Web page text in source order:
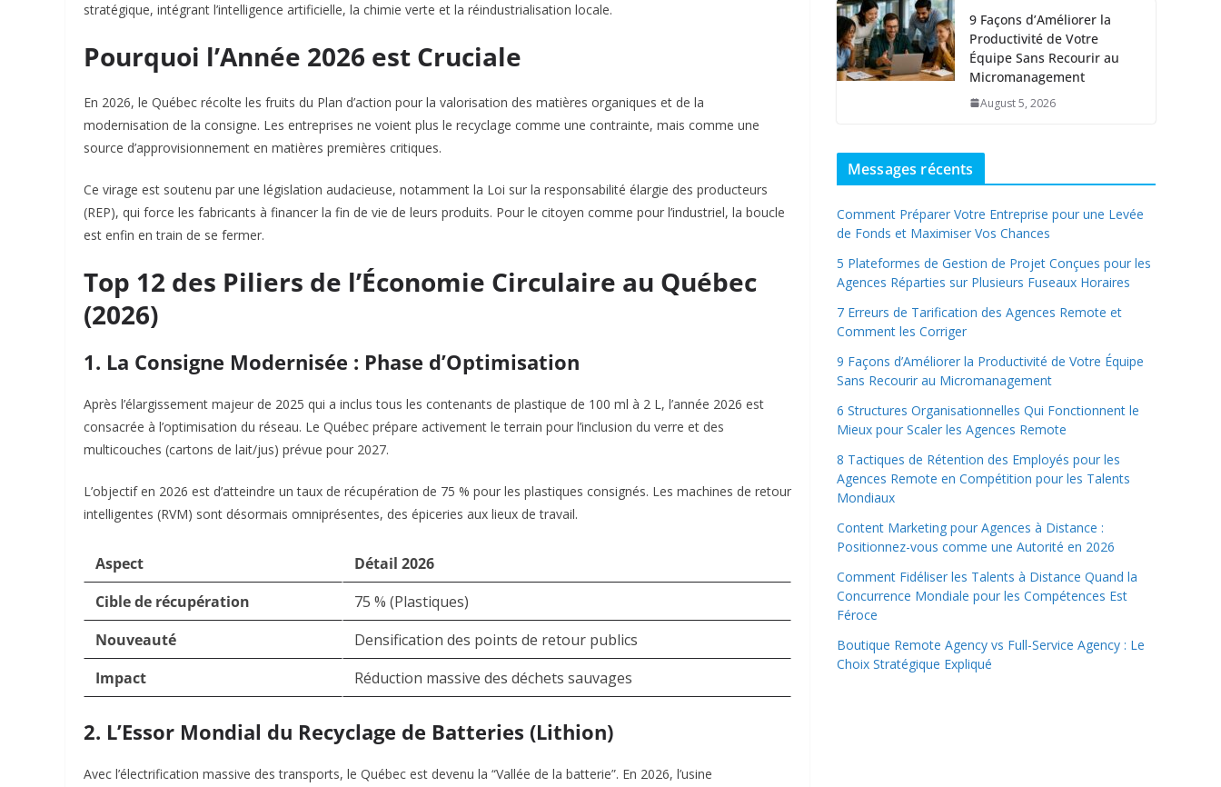
stratégique, intégrant l’intelligence artificielle, la chimie verte et la réindustrialisation locale.
Pourquoi l’Année 2026 est Cruciale
En 2026, le Québec récolte les fruits du Plan d’action pour la valorisation des matières organiques et de la
modernisation de la consigne. Les entreprises ne voient plus le recyclage comme une contrainte, mais comme une
source d’approvisionnement en matières premières critiques.
Ce virage est soutenu par une législation audacieuse, notamment la Loi sur la responsabilité élargie des producteurs
(REP), qui force les fabricants à financer la fin de vie de leurs produits. Pour le citoyen comme pour l’industriel, la boucle
est enfin en train de se fermer.
Top 12 des Piliers de l’Économie Circulaire au Québec
(2026)
1. La Consigne Modernisée : Phase d’Optimisation
Après l’élargissement majeur de 2025 qui a inclus tous les contenants de plastique de 100 ml à 2 L, l’année 2026 est
consacrée à l’optimisation du réseau. Le Québec prépare activement le terrain pour l’inclusion du verre et des
multicouches (cartons de lait/jus) prévue pour 2027.
L’objectif en 2026 est d’atteindre un taux de récupération de 75 % pour les plastiques consignés. Les machines de retour
intelligentes (RVM) sont désormais omniprésentes, des épiceries aux lieux de travail.
Aspect
Détail 2026
Cible de récupération
75 % (Plastiques)
Nouveauté
Densification des points de retour publics
Impact
Réduction massive des déchets sauvages
2. L’Essor Mondial du Recyclage de Batteries (Lithion)
Avec l’électrification massive des transports, le Québec est devenu la “Vallée de la batterie”. En 2026, l’usine
9 Façons d’Améliorer la
Productivité de Votre
Équipe Sans Recourir au
Micromanagement
August 5, 2026
Messages récents
Comment Préparer Votre Entreprise pour une Levée
de Fonds et Maximiser Vos Chances
5 Plateformes de Gestion de Projet Conçues pour les
Agences Réparties sur Plusieurs Fuseaux Horaires
7 Erreurs de Tarification des Agences Remote et
Comment les Corriger
9 Façons d’Améliorer la Productivité de Votre Équipe
Sans Recourir au Micromanagement
6 Structures Organisationnelles Qui Fonctionnent le
Mieux pour Scaler les Agences Remote
8 Tactiques de Rétention des Employés pour les
Agences Remote en Compétition pour les Talents
Mondiaux
Content Marketing pour Agences à Distance :
Positionnez-vous comme une Autorité en 2026
Comment Fidéliser les Talents à Distance Quand la
Concurrence Mondiale pour les Compétences Est
Féroce
Boutique Remote Agency vs Full-Service Agency : Le
Choix Stratégique Expliqué